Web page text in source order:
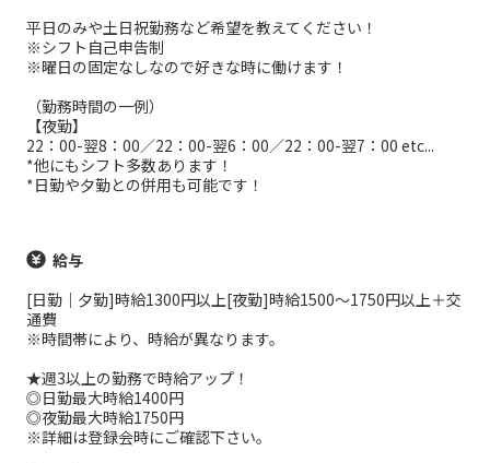
平日のみや土日祝勤務など希望を教えてください！
※シフト自己申告制
※曜日の固定なしなので好きな時に働けます！
（勤務時間の一例）
【夜勤】
22：00-翌8：00／22：00-翌6：00／22：00-翌7：00 etc...
*他にもシフト多数あります！
*日勤や夕勤との併用も可能です！
給与
[日勤｜夕勤]時給1300円以上[夜勤]時給1500～1750円以上＋交
通費
※時間帯により、時給が異なります。
★週3以上の勤務で時給アップ！
◎日勤最大時給1400円
◎夜勤最大時給1750円
※詳細は登録会時にご確認下さい。